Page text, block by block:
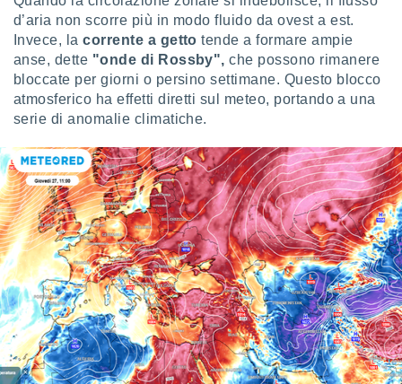
" o
cookie
sito
il
dei
su
e/o
dati
la
della
creare
la
d’aria non scorre più in modo fluido da ovest a est.
Invece, lacorrente a getto tende a formare ampie
anse, dette "onde di Rossby",che possono rimanere
bloccate per giorni o persino settimane. Questo blocco
atmosferico ha effetti diretti sul meteo, portando a una
serie di anomalie climatiche.